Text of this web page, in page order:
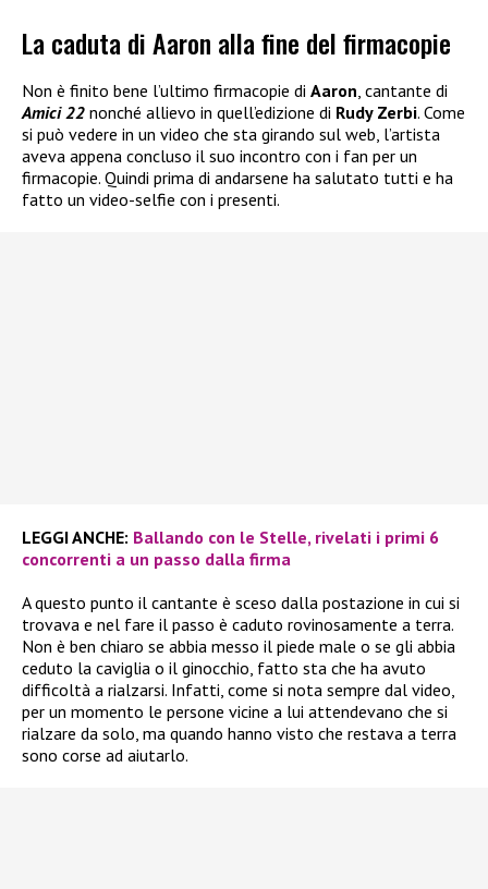
La caduta di Aaron alla fine del firmacopie
Non è finito bene l’ultimo firmacopie di Aaron, cantante di
Amici 22 nonché allievo in quell’edizione di Rudy Zerbi. Come
si può vedere in un video che sta girando sul web, l’artista
aveva appena concluso il suo incontro con i fan per un
firmacopie. Quindi prima di andarsene ha salutato tutti e ha
fatto un video-selfie con i presenti.
LEGGI ANCHE: Ballando con le Stelle, rivelati i primi 6
concorrenti a un passo dalla firma
A questo punto il cantante è sceso dalla postazione in cui si
trovava e nel fare il passo è caduto rovinosamente a terra.
Non è ben chiaro se abbia messo il piede male o se gli abbia
ceduto la caviglia o il ginocchio, fatto sta che ha avuto
difficoltà a rialzarsi. Infatti, come si nota sempre dal video,
per un momento le persone vicine a lui attendevano che si
rialzare da solo, ma quando hanno visto che restava a terra
sono corse ad aiutarlo.